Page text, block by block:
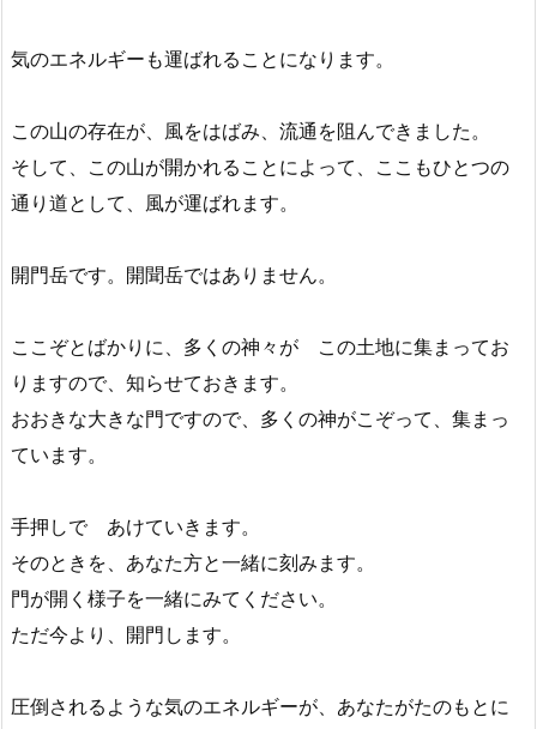
気のエネルギーも運ばれることになります。
この山の存在が、風をはばみ、流通を阻んできました。
そして、この山が開かれることによって、ここもひとつの
通り道として、風が運ばれます。
開門岳です。開聞岳ではありません。
ここぞとばかりに、多くの神々が この土地に集まってお
りますので、知らせておきます。
おおきな大きな門ですので、多くの神がこぞって、集まっ
ています。
手押しで あけていきます。
そのときを、あなた方と一緒に刻みます。
門が開く様子を一緒にみてください。
ただ今より、開門します。
圧倒されるような気のエネルギーが、あなたがたのもとに